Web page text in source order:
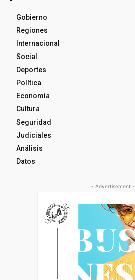
Gobierno
Regiones
Internacional
Social
Deportes
Política
Economía
Cultura
Seguridad
Judiciales
Análisis
Datos
- Advertisement -